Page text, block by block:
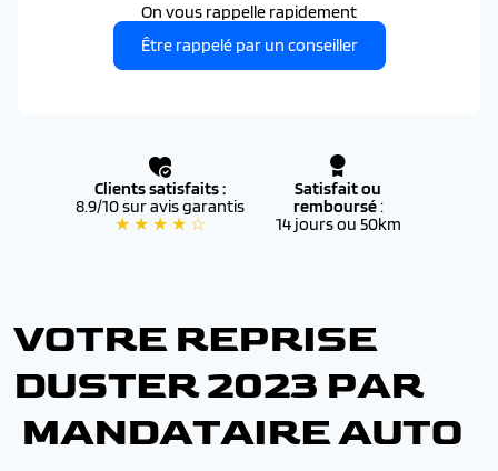
On vous rappelle rapidement
Être rappelé par un conseiller
Clients satisfaits :
8.9/10 sur avis garantis
★ ★ ★ ★ ☆
Satisfait ou
remboursé:
14 jours ou 50km
VOTRE REPRISE
DUSTER 2023 PAR
MANDATAIRE AUTO